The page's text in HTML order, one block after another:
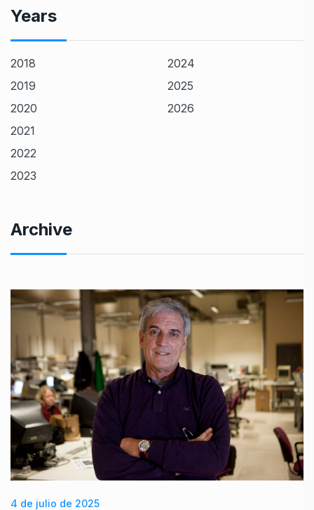
Years
2018
2019
2020
2021
2022
2023
2024
2025
2026
Archive
4 de julio de 2025